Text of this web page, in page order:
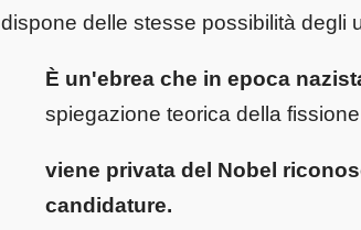
dispone delle stesse possibilità degli
È un'ebrea che in epoca
spiegazione teorica della
viene privata del Nobel
candidature.